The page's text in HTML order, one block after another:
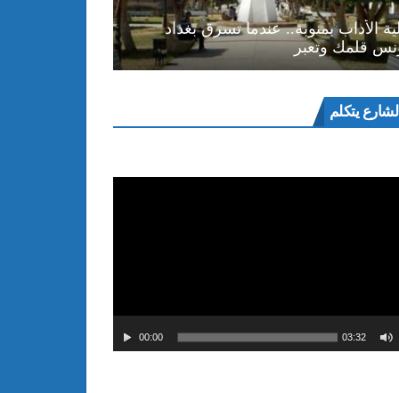
الأداب بمنوبة.. عندما تسرق بغداد
قلمك وتعبر
يتكلم
00:00 03:32